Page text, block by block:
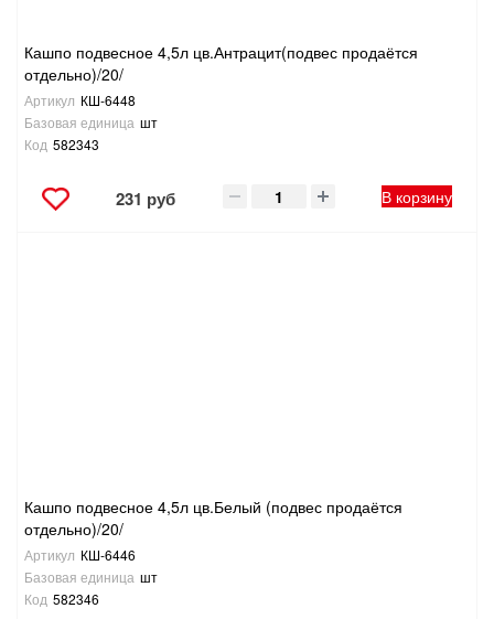
Кашпо подвесное 4,5л цв.Антрацит(подвес продаётся
отдельно)/20/
Артикул КШ-6448
Базовая единица шт
Код 582343
231 руб В корзину
Кашпо подвесное 4,5л цв.Белый (подвес продаётся
отдельно)/20/
Артикул КШ-6446
Базовая единица шт
Код 582346